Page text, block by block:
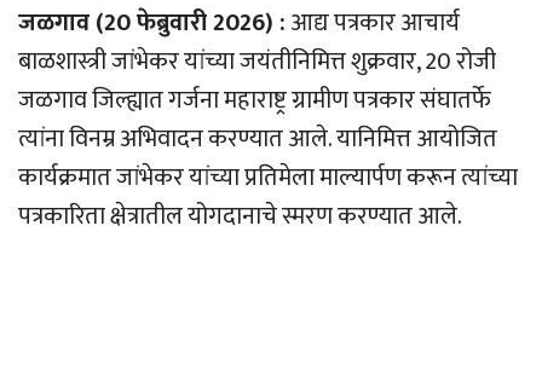
जळगाव (20 फेब्रुवारी 2026) :आद्य पत्रकार आचार्य
बाळशास्त्री जांभेकर यांच्या जयंतीनिमित्त शुक्रवार, 20 रोजी
जळगाव जिल्ह्यात गर्जना महाराष्ट्र ग्रामीण पत्रकार संघातर्फे
त्यांना विनम्र अभिवादन करण्यात आले. यानिमित्त आयोजित
कार्यक्रमात जांभेकर यांच्या प्रतिमेला माल्यार्पण करून त्यांच्या
पत्रकारिता क्षेत्रातील योगदानाचे स्मरण करण्यात आले.